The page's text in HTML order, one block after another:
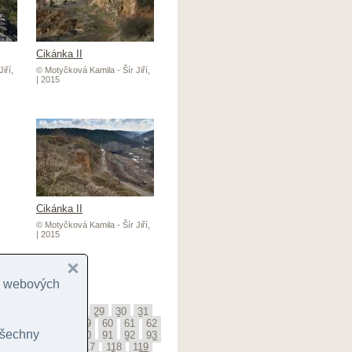
Cikánka II
© Motyčková Kamila - Šír Jiří,
| 2015
Cikánka II
© Motyčková Kamila - Šír Jiří,
| 2015
29 30
31
59 60 61
62
87 88 90 91 92
93
117 118 119